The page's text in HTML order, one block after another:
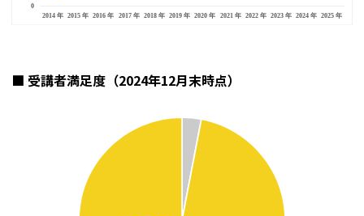
■ 受講者満足度（2024年12月末時点）